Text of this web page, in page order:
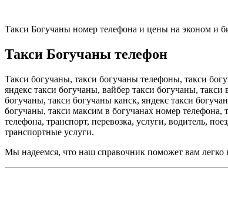
Такси Богучаны номер телефона и цены на эконом и
Такси Богучаны телефон
Такси богучаны, такси богучаны телефоны, такси
яндекс такси богучаны, вайбер такси богучаны,
богучаны, такси богучаны канск, яндекс такси
богучаны, такси максим в богучанах номер
телефона, транспорт, перевозка, услуги, водитель,
транспортные услуги.
Мы надеемся, что наш справочник поможет вам легко